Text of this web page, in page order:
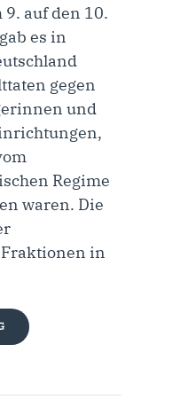
auf den 10.
es in
gegen
und
Regime
waren. Die
in